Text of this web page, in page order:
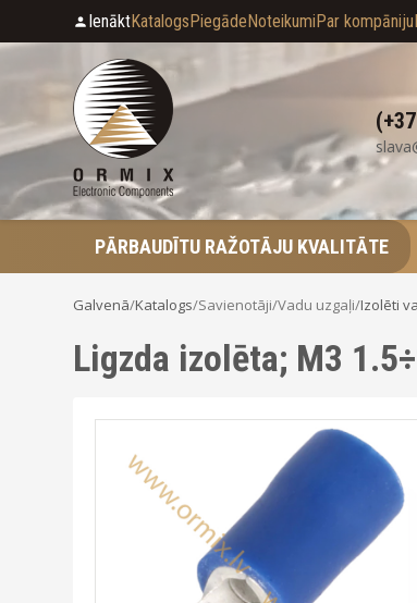
IenāktKatalogsPiegādeNoteikumiPar kompāniju
PĀRBAUDĪTU RAŽOTĀJU KVALITĀTE
Galvenā/Katalogs/Savienotāji/Vadu uzgaļi/Izolēti
Ligzda izolēta; M3